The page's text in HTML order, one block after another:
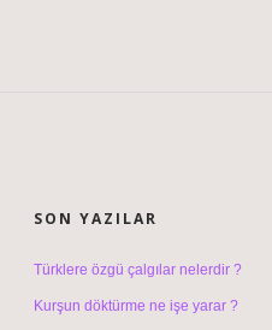
SON YAZILAR
Türklere özgü çalgılar nelerdir ?
Kurşun döktürme ne işe yarar ?